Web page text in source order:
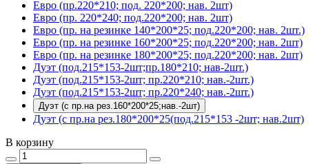
Евро (пр.220*210; под. 220*200; нав. 2шт)
Евро (пр. 220*240; под.220*200; нав. 2шт)
Евро (пр. на резинке 140*200*25; под.220*200; нав. 2шт.)
Евро (пр. на резинке 160*200*25; под.220*200; нав. 2шт)
Евро (пр. на резинке 180*200*25; под.220*200; нав. 2шт)
Дуэт (под.215*153-2шт;пр.180*210; нав-2шт.)
Дуэт (под.215*153-2шт; пр.220*210; нав.-2шт.)
Дуэт (под.215*153-2шт; пр.220*240; нав.-2шт.)
Дуэт (с пр.на рез.160*200*25;нав.-2шт)
Дуэт (с пр.на рез.180*200*25(под.215*153 -2шт; нав.2шт)
В корзину